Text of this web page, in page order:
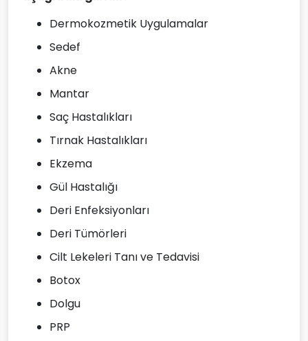
Dermokozmetik Uygulamalar
Sedef
Akne
Mantar
Saç Hastalıkları
Tırnak Hastalıkları
Ekzema
Gül Hastalığı
Deri Enfeksiyonları
Deri Tümörleri
Cilt Lekeleri Tanı ve Tedavisi
Botox
Dolgu
PRP